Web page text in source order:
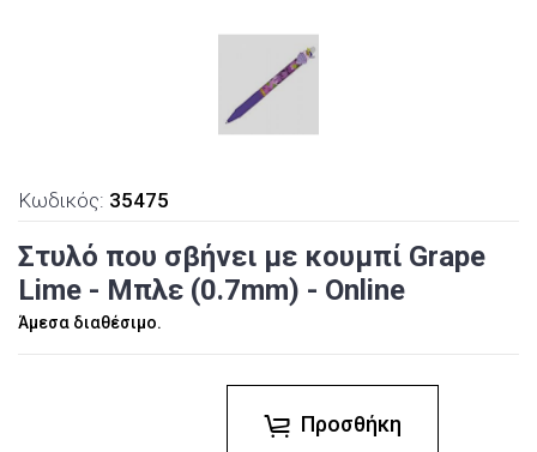
Κωδικός: 35475
Στυλό που σβήνει με κουμπί Grape
Lime - Μπλε (0.7mm) - Online
Άμεσα διαθέσιμο.
Προσθήκη